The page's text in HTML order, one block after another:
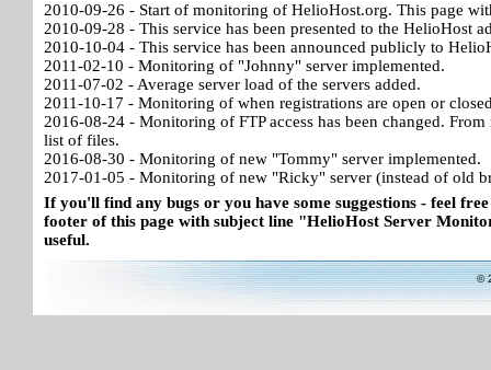
2010-09-26 - Start of monitoring of HelioHost.org. This page
2010-09-28 - This service has been presented to the HelioHost
2010-10-04 - This service has been announced publicly to
2011-02-10 - Monitoring of "Johnny" server implemented.
2011-07-02 - Average server load of the servers added.
2011-10-17 - Monitoring of when registrations are open or
2016-08-24 - Monitoring of FTP access has been changed.
list of files.
2016-08-30 - Monitoring of new "Tommy" server implemented.
2017-01-05 - Monitoring of new "Ricky" server (instead of old
If you'll find any bugs or you have some suggestions - feel
footer of this page with subject line "HelioHost Server
useful.
©